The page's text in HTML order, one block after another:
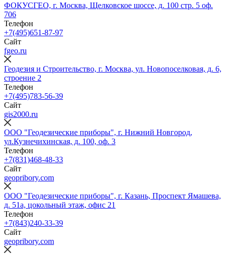
ФОКУСГЕО, г. Москва, Щелковское шоссе, д. 100 стр. 5 оф.
706
Телефон
+7(495)651-87-97
Сайт
fgeo.ru
Геодезия и Строительство, г. Москва, ул. Новопоселковая, д. 6,
строение 2
Телефон
+7(495)783-56-39
Сайт
gis2000.ru
ООО "Геодезические приборы", г. Нижний Новгород,
ул.Кузнечихинская, д. 100, оф. 3
Телефон
+7(831)468-48-33
Сайт
geopribory.com
ООО "Геодезические приборы", г. Казань, Проспект Ямашева,
д. 51а, цокольный этаж, офис 21
Телефон
+7(843)240-33-39
Сайт
geopribory.com